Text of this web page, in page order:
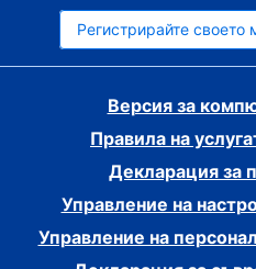
Регистрирайте своето
Версия за
Правила на
Декларация за
Управление на
Управление на